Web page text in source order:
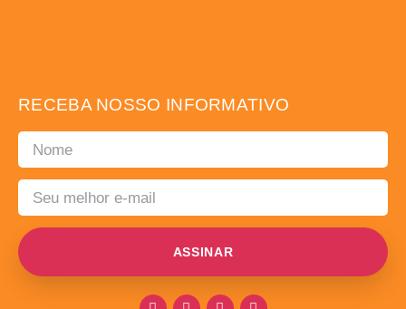
RECEBA NOSSO INFORMATIVO
ASSINAR